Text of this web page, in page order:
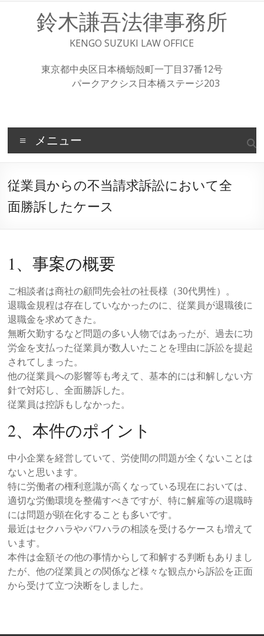
鈴木謙吾法律事務所
KENGO SUZUKI LAW OFFICE
東京都中央区日本橋蛎殻町一丁目37番12号
パークアクシス日本橋ステージ203
メニュー
従業員からの不当請求訴訟において全
面勝訴したケース
1、事案の概要
ご相談者は商社の顧問先会社の社長様（30代男性）。
退職金規程は存在していなかったのに、従業員が退職後に
退職金を求めてきた。
無断欠勤するなど問題の多い人物ではあったが、過去に功
労金を支払った従業員が数人いたことを理由に訴訟を提起
されてしまった。
他の従業員への影響等も考えて、基本的には和解しない方
針で対応し、全面勝訴した。
従業員は控訴もしなかった。
2、本件のポイント
中小企業を経営していて、労使間の問題が全くないことは
ないと思います。
特に労働者の権利意識が高くなっている現在においては、
適切な労働環境を整備すべきですが、特に解雇等の退職時
には問題が顕在化することも多いです。
最近はセクハラやパワハラの相談を受けるケースも増えて
います。
本件は金額その他の事情からして和解する判断もありまし
たが、他の従業員との関係など様々な観点から訴訟を正面
から受けて立つ決断をしました。